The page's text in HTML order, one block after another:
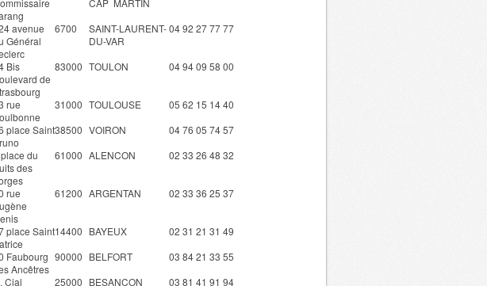
CAP MARTIN
avenue
Général
6700
SAINT-LAURENT-
DU-VAR
04 92 27 77 77
Bis
de
83000 TOULON 04 94 09 58 00
rue
31000 TOULOUSE
05 62 15 14 40
place Saint38500 VOIRON
04 76 05 74 57
du
des
61000 ALENCON 02 33 26 48 32
rue
61200 ARGENTAN 02 33 36 25 37
place Saint14400 BAYEUX
02 31 21 31 49
Faubourg
Ancêtres
90000 BELFORT
03 84 21 33 55
Cial
25000 BESANCON
03 81 41 91 94